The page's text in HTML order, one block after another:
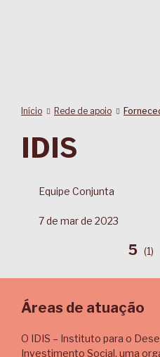
Início Rede de apoio
IDIS
Equipe Conjunta
7 de mar de 2023
5 (1)
Áreas de atuação
O IDIS – Instituto para o
Investimento Social, uma